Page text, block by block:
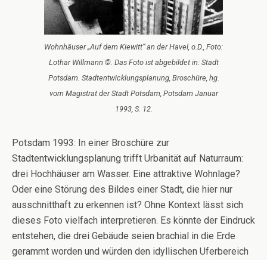
Wohnhäuser „Auf dem Kiewitt“ an der Havel, o.D., Foto:
Lothar Willmann ©. Das Foto ist abgebildet in: Stadt
Potsdam. Stadtentwicklungsplanung, Broschüre, hg.
vom Magistrat der Stadt Potsdam, Potsdam Januar
1993, S. 12.
Potsdam 1993: In einer Broschüre zur
Stadtentwicklungsplanung trifft Urbanität auf Naturraum:
drei Hochhäuser am Wasser. Eine attraktive Wohnlage?
Oder eine Störung des Bildes einer Stadt, die hier nur
ausschnitthaft zu erkennen ist? Ohne Kontext lässt sich
dieses Foto vielfach interpretieren. Es könnte der Eindruck
entstehen, die drei Gebäude seien brachial in die Erde
gerammt worden und würden den idyllischen Uferbereich